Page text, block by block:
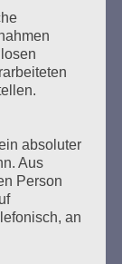
ganz
und
Freiheit
an
absoluter
Aus
Person
an